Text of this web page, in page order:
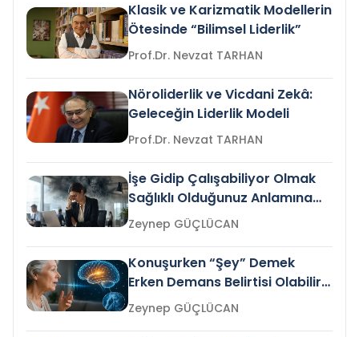
Klasik ve Karizmatik Modellerin
Ötesinde “Bilimsel Liderlik”
Prof.Dr. Nevzat TARHAN
Nöroliderlik ve Vicdani Zekâ:
Geleceğin Liderlik Modeli
Prof.Dr. Nevzat TARHAN
İşe Gidip Çalışabiliyor Olmak
Sağlıklı Olduğunuz Anlamına
Gelir mi?Zeynep GÜÇLÜCAN
Konuşurken “Şey” Demek
Erken Demans Belirtisi Olabilir
mi?
Zeynep GÜÇLÜCAN